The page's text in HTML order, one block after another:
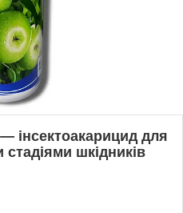
інсектоакарицид для
шкідників